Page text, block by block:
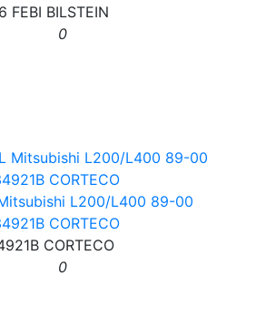
FEBI BILSTEIN
0
L200/L400 89-00
CORTECO
CORTECO
0